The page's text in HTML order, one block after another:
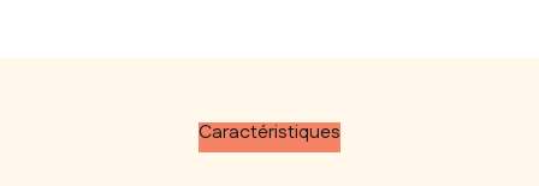
Caractéristiques